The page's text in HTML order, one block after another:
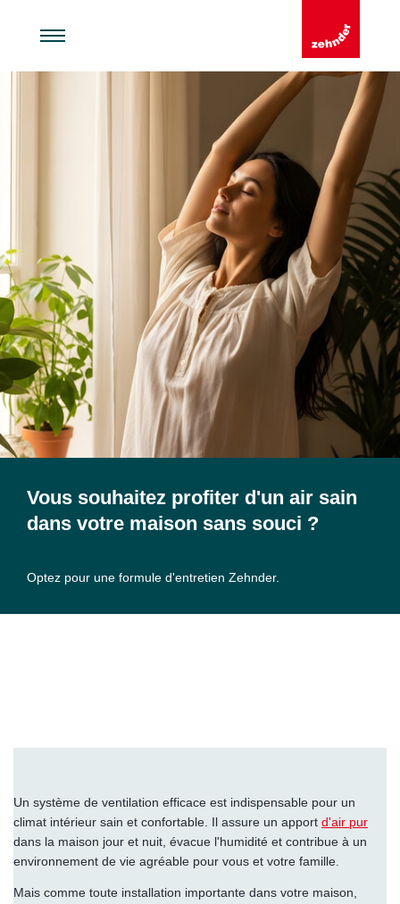
Vous souhaitez profiter d'un air sain
dans votre maison sans souci ?
Optez pour une formule d'entretien Zehnder.
Un système de ventilation efficace est indispensable pour un
climat intérieur sain et confortable. Il assure un apport d'air pur
dans la maison jour et nuit, évacue l'humidité et contribue à un
environnement de vie agréable pour vous et votre famille.
Mais comme toute installation importante dans votre maison,